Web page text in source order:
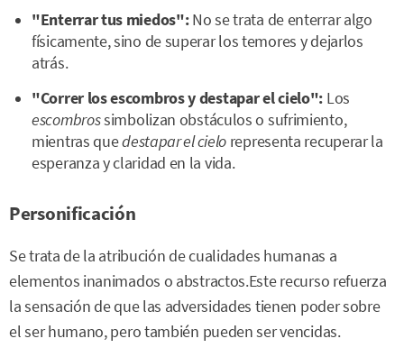
"Enterrar tus miedos":No se trata de enterrar algo
físicamente, sino de superar los temores y dejarlos
atrás.
"Correr los escombros y destapar el cielo": Los
escombrossimbolizan obstáculos o sufrimiento,
mientras quedestapar el cielo representa recuperar la
esperanza y claridad en la vida.
Personificación
Se trata de la atribución de cualidades humanas a
elementos inanimados o abstractos.Este recurso refuerza
la sensación de que las adversidades tienen poder sobre
el ser humano, pero también pueden ser vencidas.